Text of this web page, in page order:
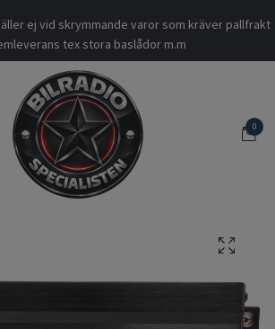
ej vid skrymmande varor som kräver pallfrakt
tex stora baslådor m.m
0